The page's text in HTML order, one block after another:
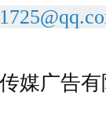
媒广告